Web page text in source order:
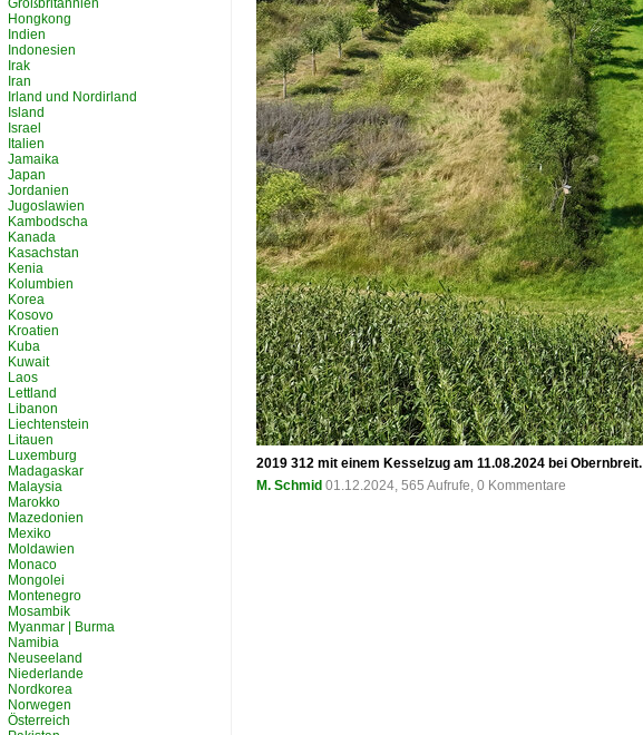
2019 312 mit einem Kesselzug am 11.08.2024 bei Obernbreit.
M. Schmid 01.12.2024, 565 Aufrufe, 0 Kommentare
Großbritannien
Hongkong
Indien
Indonesien
Irak
Iran
Irland und Nordirland
Island
Israel
Italien
Jamaika
Japan
Jordanien
Jugoslawien
Kambodscha
Kanada
Kasachstan
Kenia
Kolumbien
Korea
Kosovo
Kroatien
Kuba
Kuwait
Laos
Lettland
Libanon
Liechtenstein
Litauen
Luxemburg
Madagaskar
Malaysia
Marokko
Mazedonien
Mexiko
Moldawien
Monaco
Mongolei
Montenegro
Mosambik
Myanmar | Burma
Namibia
Neuseeland
Niederlande
Nordkorea
Norwegen
Österreich